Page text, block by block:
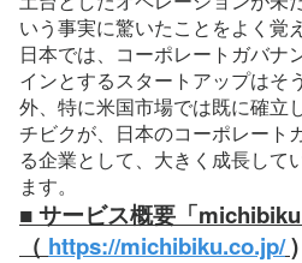
いう事実に驚いたことをよく覚
日本では、コーポレートガバナ
インとするスタートアップはそ
外、特に米国市場では既に確立
チビクが、日本のコーポレート
る企業として、大きく成長して
ます。
■ サービス概要「
（ https://michibiku.co.jp/ )